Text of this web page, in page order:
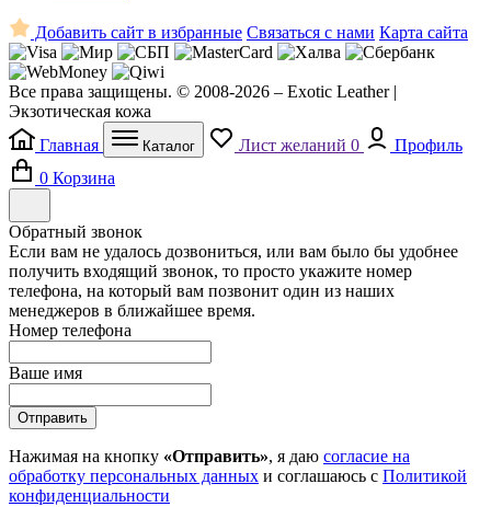
Добавить сайт в избранные Связаться с нами Карта сайта
Все права защищены. © 2008-2026 – Exotic Leather |
Экзотическая кожа
Главная
Каталог Лист желаний 0
Профиль
0 Корзина
Обратный звонок
Если вам не удалось дозвониться, или вам было бы удобнее
получить входящий звонок, то просто укажите номер
телефона, на который вам позвонит один из наших
менеджеров в ближайшее время.
Номер телефона
Ваше имя
Отправить
Нажимая на кнопку «Отправить», я даю согласие на
обработку персональных данных и соглашаюсь с Политикой
конфиденциальности